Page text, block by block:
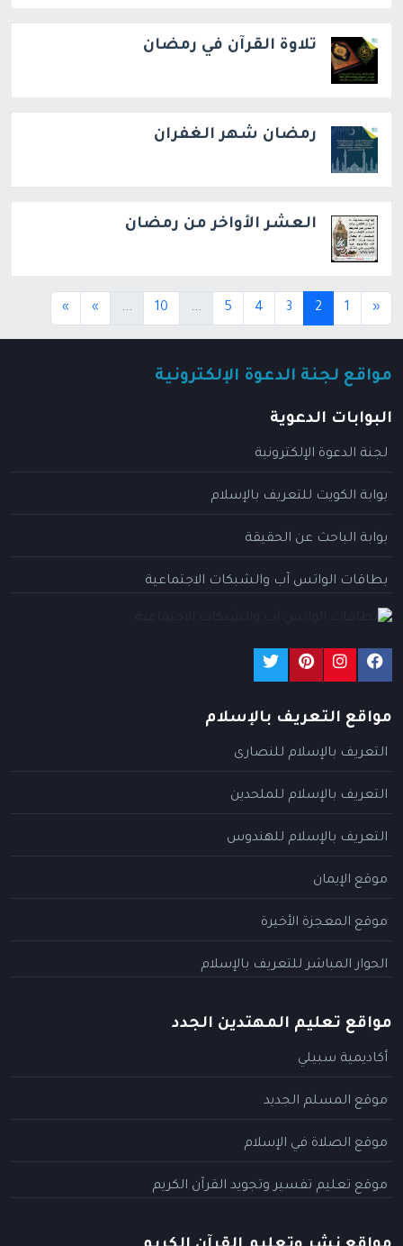
تلاوة القرآن في رمضان
رمضان شهر الغفران
العشر الأواخر من رمضان
«
1
2
3
4
5
...
10
...
»
»
مواقع لجنة الدعوة الإلكترونية
البوابات الدعوية
لجنة الدعوة الإلكترونية
بوابة الكويت للتعريف بالإسلام
بوابة الباحث عن الحقيقة
بطاقات الواتس آب والشبكات الاجتماعية
مواقع التعريف بالإسلام
التعريف بالإسلام للنصارى
التعريف بالإسلام للملحدين
التعريف بالإسلام للهندوس
موقع الإيمان
موقع المعجزة الأخيرة
الحوار المباشر للتعريف بالإسلام
مواقع تعليم المهتدين الجدد
أكاديمية سبيلي
موقع المسلم الجديد
موقع الصلاة في الإسلام
موقع تعليم تفسير وتجويد القرآن الكريم